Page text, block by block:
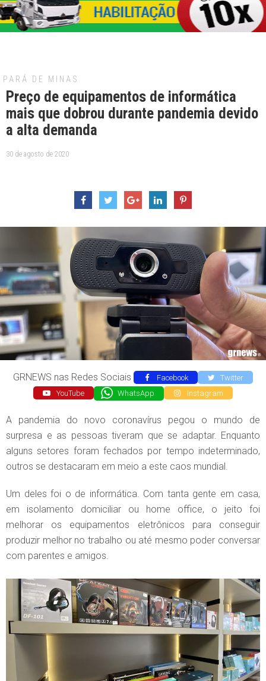
PARÁ DE MINAS
Preço de equipamentos de informática
mais que dobrou durante pandemia devido
a alta demanda
30 de agosto de 2020
GRNEWS nas Redes Sociais Facebook
Twitter
YouTube
WhatsApp Instagram
A pandemia do novo coronavírus pegou o mundo de
surpresa e as pessoas tiveram que se adaptar. Enquanto
alguns setores foram fechados por tempo indeterminado,
outros se destacaram em meio a este caos mundial.
Um deles foi o de informática. Com tanta gente em casa,
em isolamento domiciliar ou home office, o jeito foi
melhorar os equipamentos eletrônicos para conseguir
produzir melhor no trabalho ou até mesmo poder conversar
com parentes e amigos.